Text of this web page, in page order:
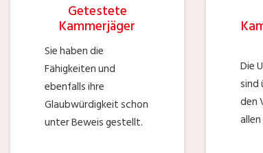
Getestete
Kammerjäger
Sie haben die
Fähigkeiten und
ebenfalls ihre
Glaubwürdigkeit schon
unter Beweis gestellt.
Die
sind
den